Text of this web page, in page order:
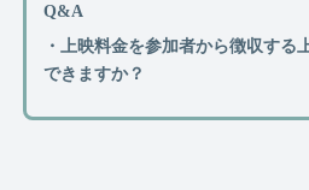
Q&A
・上映料金を参加者から徴収する
できますか？